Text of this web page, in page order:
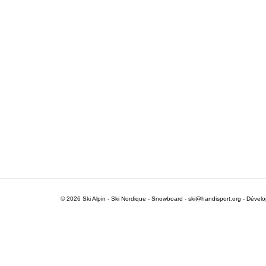
© 2026 Ski Alpin - Ski Nordique - Snowboard - ski@handisport.org -